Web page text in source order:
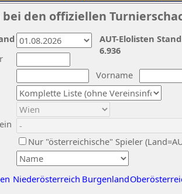
den offiziellen
Vorname
Nur "österreichische" Spieler
Niederösterreich Burgenland
AUT-Elolisten
6.936